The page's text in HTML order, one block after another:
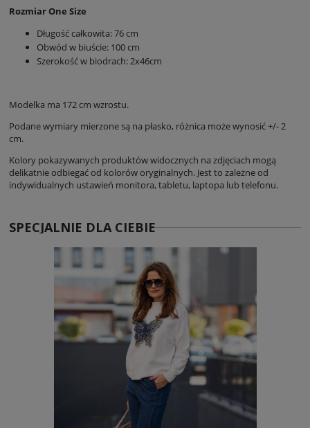
Rozmiar One Size
Długość całkowita: 76 cm
Obwód w biuście: 100 cm
Szerokość w biodrach: 2x46cm
Modelka ma 172 cm wzrostu.
Podane wymiary mierzone są na płasko, różnica może wynosić +/- 2
cm.
Kolory pokazywanych produktów widocznych na zdjęciach mogą
delikatnie odbiegać od kolorów oryginalnych. Jest to zależne od
indywidualnych ustawień monitora, tabletu, laptopa lub telefonu.